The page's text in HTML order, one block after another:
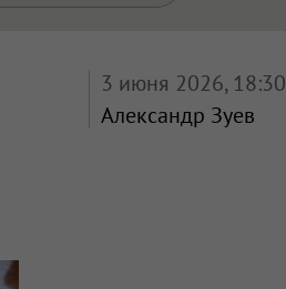
3 июня 2026, 18:30
Александр Зуев